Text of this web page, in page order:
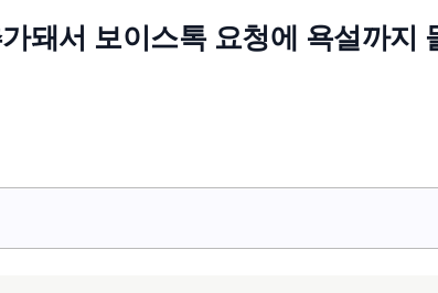
돼서 보이스톡 요청에 욕설까지